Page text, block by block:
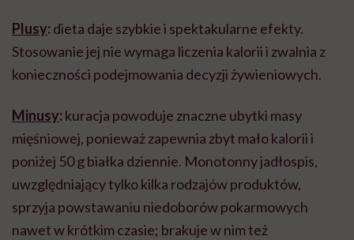
Plusy: dieta daje szybkie i spektakularne efekty.
Stosowanie jej nie wymaga liczenia kalorii i zwalnia z
konieczności podejmowania decyzji żywieniowych.
Minusy: kuracja powoduje znaczne ubytki masy
mięśniowej, ponieważ zapewnia zbyt mało kalorii i
poniżej 50 g białka dziennie. Monotonny jadłospis,
uwzględniający tylko kilka rodzajów produktów,
sprzyja powstawaniu niedoborów pokarmowych
nawet w krótkim czasie; brakuje w nim też